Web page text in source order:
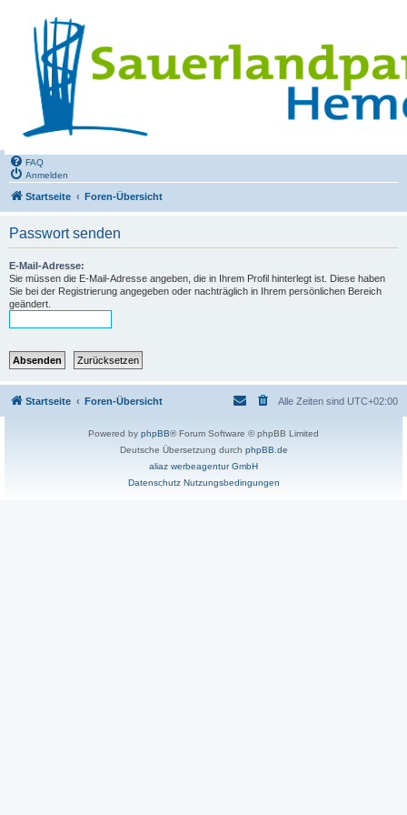
FAQ
Anmelden
Startseite Foren-Übersicht
Passwort senden
E-Mail-Adresse:
Sie müssen die E-Mail-Adresse angeben, die in Ihrem Profil hinterlegt ist. Diese haben
Sie bei der Registrierung angegeben oder nachträglich in Ihrem persönlichen Bereich
geändert.
Startseite Foren-Übersicht Alle Zeiten sind UTC+02:00
Powered by phpBB® Forum Software © phpBB Limited
Deutsche Übersetzung durch phpBB.de
aliaz werbeagentur GmbH
Datenschutz Nutzungsbedingungen